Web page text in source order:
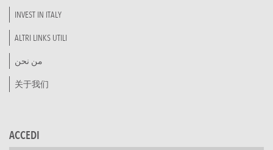
INVEST IN ITALY
ALTRI LINKS UTILI
من نحن
关于我们
ACCEDI